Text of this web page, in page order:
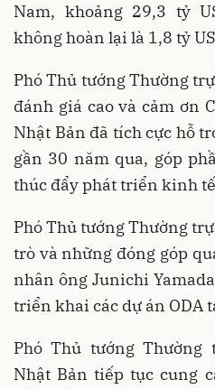
Nam, khoảng 29,3 tỷ
không hoàn lại là 1,8 tỷ
Phó Thủ tướng Thường
đánh giá cao và cảm ơn
Nhật Bản đã tích cực hỗ
gần 30 năm qua, góp
thúc đẩy phát triển kinh
Phó Thủ tướng Thường
trò và những đóng góp
nhân ông Junichi
triển khai các dự án ODA
Phó Thủ tướng
Nhật Bản tiếp tục cung